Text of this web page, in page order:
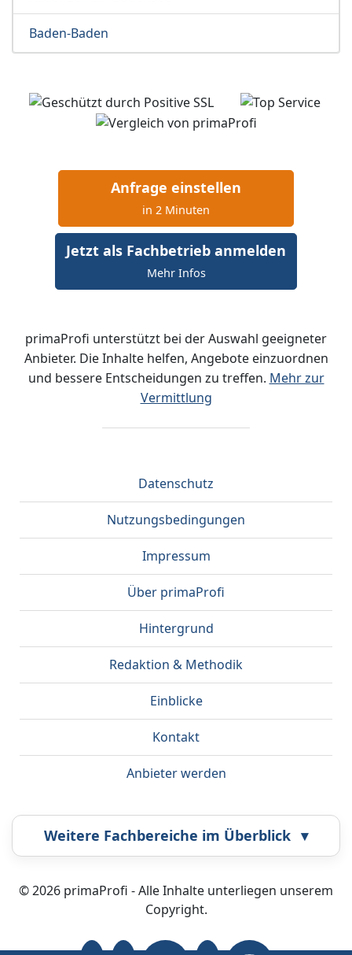
Baden-Baden
Anfrage einstellen
in 2 Minuten
Jetzt als Fachbetrieb anmelden
Mehr Infos
primaProfi unterstützt bei der Auswahl geeigneter
Anbieter. Die Inhalte helfen, Angebote einzuordnen
und bessere Entscheidungen zu treffen. Mehr zur
Vermittlung
Datenschutz
Nutzungsbedingungen
Impressum
Über primaProfi
Hintergrund
Redaktion & Methodik
Einblicke
Kontakt
Anbieter werden
Weitere Fachbereiche im Überblick ▾
Airbrush Bestatter
© 2026 primaProfi - Alle Inhalte unterliegen unserem
Copyright.